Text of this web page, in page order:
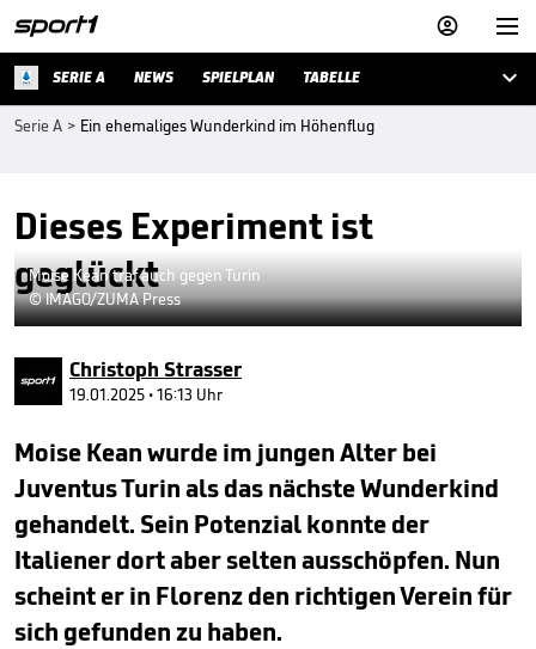


SERIE A NEWS SPIELPLAN TABELLE 
Serie A > Ein ehemaliges Wunderkind im Höhenflug
Dieses Experiment ist
geglückt
Moise Kean traf auch gegen Turin
© IMAGO/ZUMA Press
Christoph Strasser
19.01.2025 • 16:13 Uhr
Moise Kean wurde im jungen Alter bei
Juventus Turin als das nächste Wunderkind
gehandelt. Sein Potenzial konnte der
Italiener dort aber selten ausschöpfen. Nun
scheint er in Florenz den richtigen Verein für
sich gefunden zu haben.